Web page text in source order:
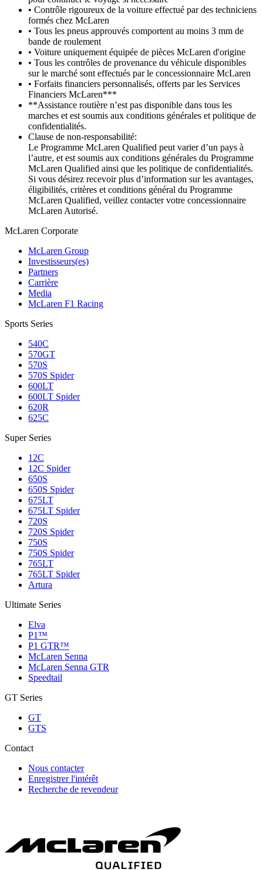
• Contrôle rigoureux de la voiture effectué par des techniciens
formés chez McLaren
• Tous les pneus approuvés comportent au moins 3 mm de
bande de roulement
• Voiture uniquement équipée de pièces McLaren d'origine
• Tous les contrôles de provenance du véhicule disponibles
sur le marché sont effectués par le concessionnaire McLaren
• Forfaits financiers personnalisés, offerts par les Services
Financiers McLaren***
**Assistance routière n’est pas disponible dans tous les
marches et est soumis aux conditions générales et politique de
confidentialités.
Clause de non-responsabilité:
Le Programme McLaren Qualified peut varier d’un pays à
l’autre, et est soumis aux conditions générales du Programme
McLaren Qualified ainsi que les politique de confidentialités.
Si vous désirez recevoir plus d’information sur les avantages,
éligibilités, critères et conditions général du Programme
McLaren Qualified, veillez contacter votre concessionnaire
McLaren Autorisé.
McLaren Corporate
McLaren Group
Investisseurs(es)
Partners
Carrière
Media
McLaren F1 Racing
Sports Series
540C
570GT
570S
570S Spider
600LT
600LT Spider
620R
625C
Super Series
12C
12C Spider
650S
650S Spider
675LT
675LT Spider
720S
720S Spider
750S
750S Spider
765LT
765LT Spider
Artura
Ultimate Series
Elva
P1™
P1 GTR™
McLaren Senna
McLaren Senna GTR
Speedtail
GT Series
GT
GTS
Contact
Nous contacter
Enregistrer l'intérêt
Recherche de revendeur